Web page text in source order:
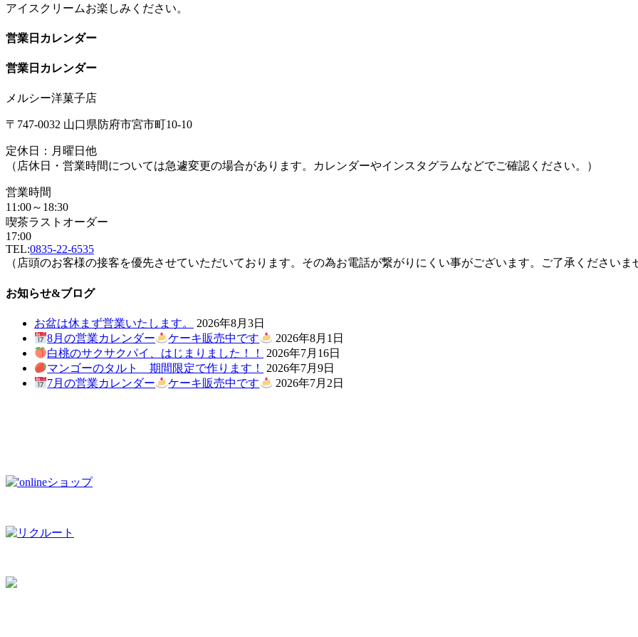
アイスクリームお楽しみください。
営業日カレンダー
営業日カレンダー
メルシー洋菓子店
〒747-0032 山口県防府市宮市町10-10
定休日：月曜日他
（店休日・営業時間については急遽変更の場合があります。カレンダーやインスタグラムなどでご確認ください。）
営業時間
11:00～18:30
喫茶ラストオーダー
17:00
TEL:0835-22-6535
（店頭のお客様の接客を優先させていただいております。その為お電話が繋がりにくい事がございます。ご了承くださいま
お知らせ&ブログ
お盆は休まず営業いたします。
2026年8月3日
8月の営業カレンダー
ケーキ販売中です
2026年8月1日
白桃のサクサクパイ、はじまりました！！
2026年7月16日
マンゴーのタルト 期間限定で作ります！
2026年7月9日
7月の営業カレンダー
ケーキ販売中です 2026年7月2日